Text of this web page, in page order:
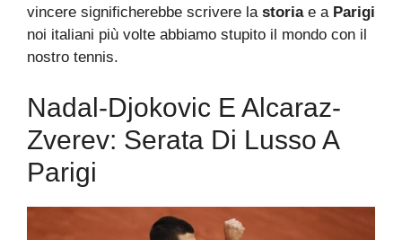
vincere significherebbe scrivere la storiae a Parigi
noi italiani più volte abbiamo stupito il mondo con il
nostro tennis.
Nadal-Djokovic E Alcaraz-
Zverev: Serata Di Lusso A
Parigi